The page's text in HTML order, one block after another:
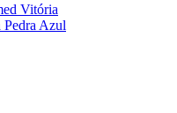
Vitória
Pedra Azul